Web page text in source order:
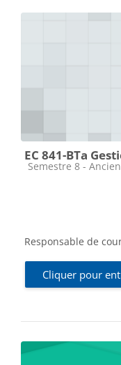
EC 841-BTa
Catégorie de cours
Semestre 8 -
Responsable de
Cliquer pour